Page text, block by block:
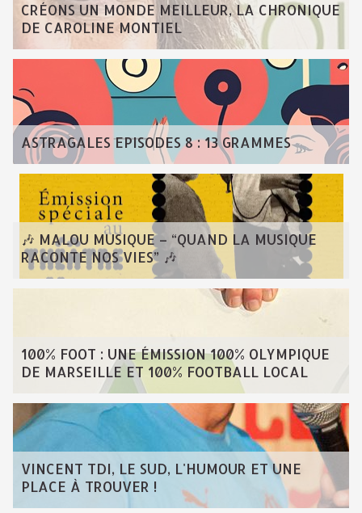
CRÉONS UN MONDE MEILLEUR, LA CHRONIQUE
DE CAROLINE MONTIEL
ASTRAGALES EPISODES 8 : 13 GRAMMES
🎶 MALOU MUSIQUE – “QUAND LA MUSIQUE
RACONTE NOS VIES” 🎶
100% FOOT : UNE ÉMISSION 100% OLYMPIQUE
DE MARSEILLE ET 100% FOOTBALL LOCAL
VINCENT TDI, LE SUD, L'HUMOUR ET UNE
PLACE À TROUVER !